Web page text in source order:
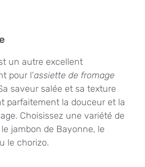
un autre excellent
pour l’assiette de fromage
saveur salée et sa texture
parfaitement la douceur et la
Choisissez une variété de
jambon de Bayonne, le
le chorizo.